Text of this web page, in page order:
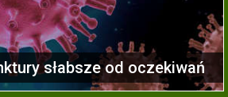
słabsze od oczekiwań